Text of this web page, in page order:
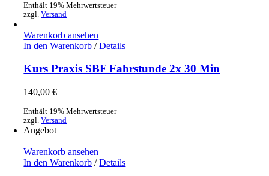
war:
210,00 €
ist:
Enthält 19% Mehrwertsteuer
zzgl.Versand
Warenkorb ansehen
In den Warenkorb / Details
Kurs Praxis SBF Fahrstunde 2x 30 Min
140,00€
Enthält 19% Mehrwertsteuer
zzgl.Versand
Angebot
Warenkorb ansehen
In den Warenkorb / Details